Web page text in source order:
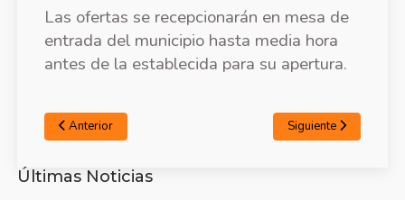
Las ofertas se recepcionarán en mesa de
entrada del municipio hasta media hora
antes de la establecida para su apertura.
Anterior Siguiente
Últimas Noticias